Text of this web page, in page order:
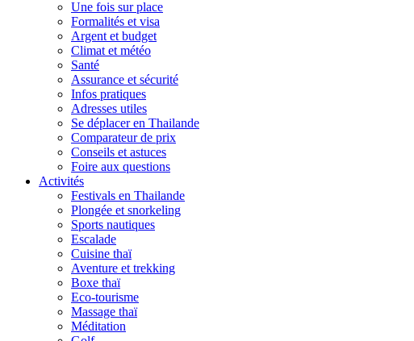
Une fois sur place
Formalités et visa
Argent et budget
Climat et météo
Santé
Assurance et sécurité
Infos pratiques
Adresses utiles
Se déplacer en Thailande
Comparateur de prix
Conseils et astuces
Foire aux questions
Activités
Festivals en Thailande
Plongée et snorkeling
Sports nautiques
Escalade
Cuisine thaï
Aventure et trekking
Boxe thaï
Eco-tourisme
Massage thaï
Méditation